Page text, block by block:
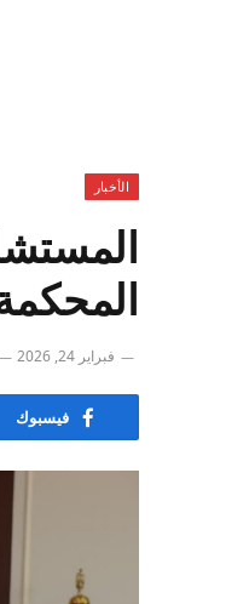
الأخبار
فبراير 24, 2026
فيسبوك